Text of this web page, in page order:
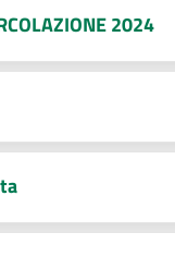
2024